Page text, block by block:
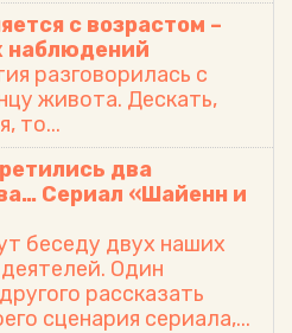
с возрастом –
наблюдений
разговорилась с
живота. Дескать,
то...
два
Сериал «Шайенн и
беседу двух наших
Один
рассказать
сценария сериала,...